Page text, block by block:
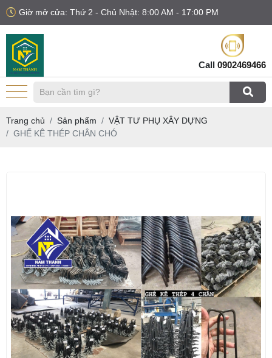
Giờ mở cửa: Thứ 2 - Chủ Nhật: 8:00 AM - 17:00 PM
Call 0902469466
Trang chủ Sản phẩm
VẬT TƯ PHỤ XÂY DỰNG
GHẾ KÊ THÉP CHÂN CHÓ